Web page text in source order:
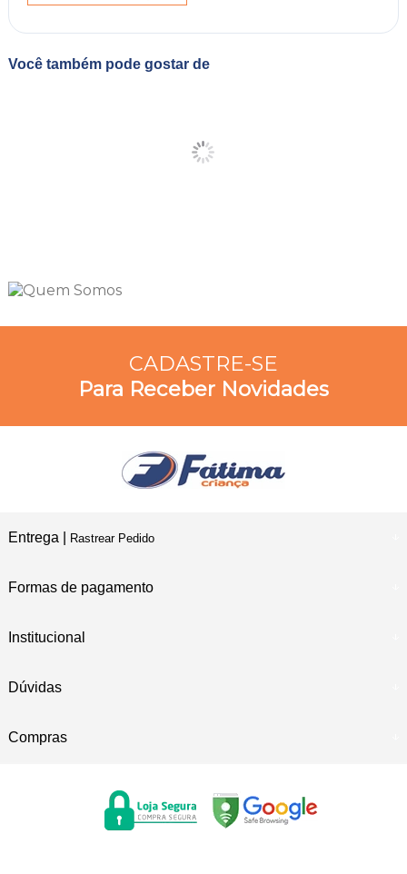
Você também pode gostar de
CADASTRE-SE
Para Receber Novidades
Entrega | Rastrear Pedido
Formas de pagamento
Institucional
Dúvidas
Compras